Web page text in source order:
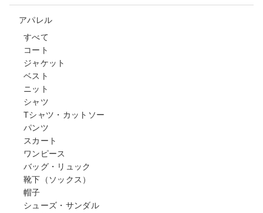
アパレル
すべて
コート
ジャケット
ベスト
ニット
シャツ
Tシャツ・カットソー
パンツ
スカート
ワンピース
バッグ・リュック
靴下（ソックス）
帽子
シューズ・サンダル